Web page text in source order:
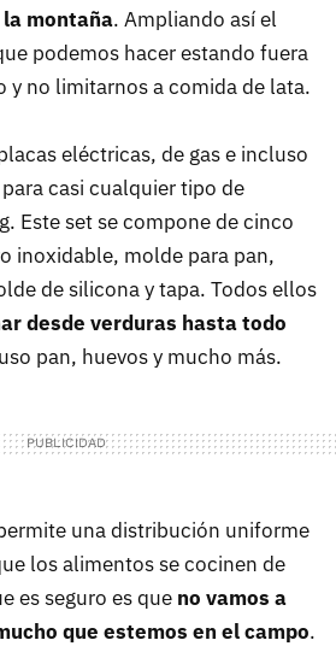
la montaña. Ampliando así el
podemos hacer estando fuera
y no limitarnos a comida de lata.
eléctricas, de gas e incluso
casi cualquier tipo de
Este set se compone de cinco
inoxidable, molde para pan,
de silicona y tapa. Todos ellos
desde verduras hasta todo
pan, huevos y mucho más.
una distribución uniforme
los alimentos se cocinen de
es seguro es que no vamos a
que estemos en el campo.